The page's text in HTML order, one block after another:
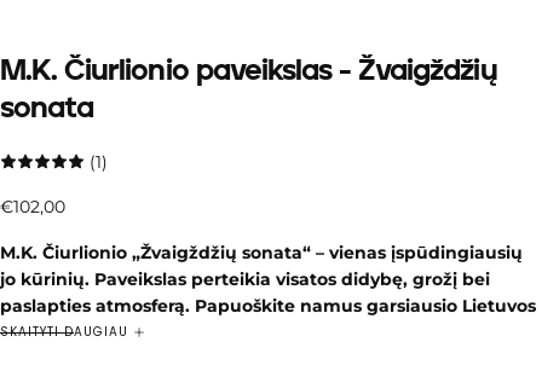
M.K. Čiurlionio paveikslas - Žvaigždžių
sonata
(1)
€102,00
Įprasta
€102,00
M.K. Čiurlionio „Žvaigždžių sonata“ – vienas įspūdingiausių
jo kūrinių. Paveikslas perteikia visatos didybę, grožį bei
paslapties atmosferą. Papuoškite namus garsiausio Lietuvos
genijaus šedevru, atgijusiu ant natūralios drobės!
SKAITYTI DAUGIAU